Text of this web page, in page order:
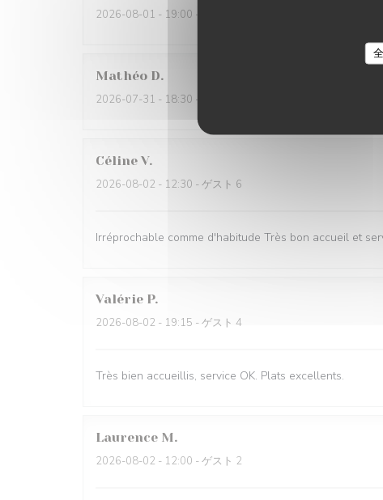
2026-08-01 - 19:00 - ゲスト 3
Mathéo D
2026-07-31 - 18:30 - ゲスト 2
Céline V
2026-08-02 - 12:30 - ゲスト 6
Irréprochable comme d'habitude Très bon accueil et
Valérie P
2026-08-02 - 19:15 - ゲスト 4
Très bien accueillis, service OK. Plats excellents.
Laurence M
2026-08-02 - 12:00 - ゲスト 2